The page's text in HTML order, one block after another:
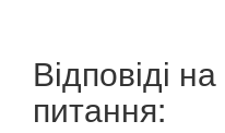
Відповіді
питання: